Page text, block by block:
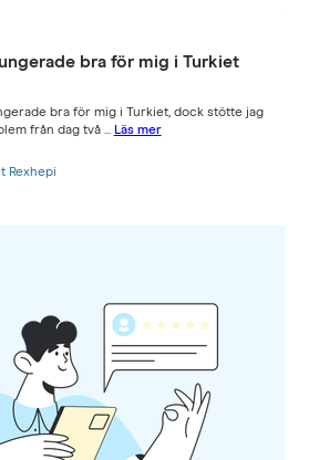
bra för mig i Turkiet
bra för mig i Turkiet, dock stötte jag
från dag två ... Läs mer
Rexhepi